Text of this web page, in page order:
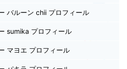
バルーン chii プロフィール
sumika プロフィール
マヨエ プロフィール